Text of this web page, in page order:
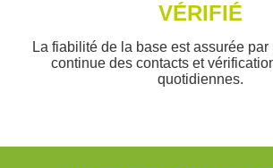
VÉRIFIÉ
La fiabilité de la base est assurée
continue des contacts et
quotidiennes.